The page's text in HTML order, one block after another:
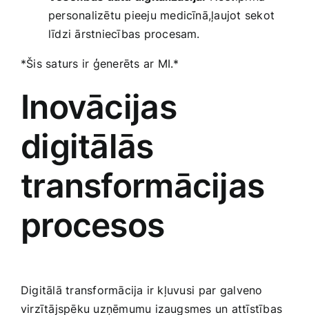
personalizētu pieeju medicīnā,ļaujot‌ sekot
līdzi ārstniecības procesam.
*Šis saturs ir ģenerēts ar⁢ MI.*
Inovācijas​
digitālās
transformācijas
procesos
Digitālā transformācija ir kļuvusi ⁢par ⁣galveno
virzītājspēku uzņēmumu​ izaugsmes un attīstības